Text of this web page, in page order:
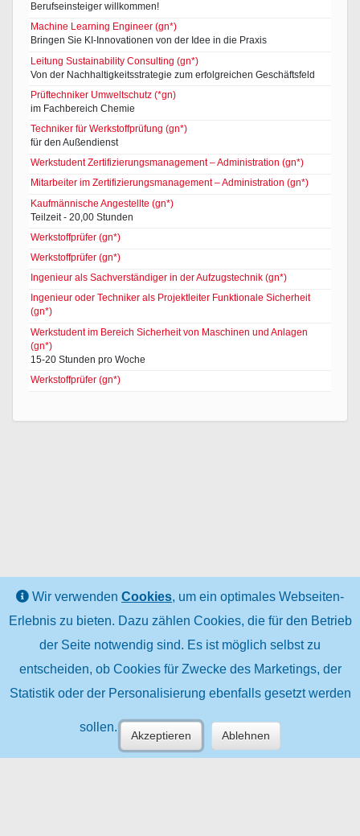
Berufseinsteiger willkommen!
Machine Learning Engineer (gn*)
Bringen Sie KI-Innovationen von der Idee in die Praxis
Leitung Sustainability Consulting (gn*)
Von der Nachhaltigkeitsstrategie zum erfolgreichen Geschäftsfeld
Prüftechniker Umweltschutz (*gn)
im Fachbereich Chemie
Techniker für Werkstoffprüfung (gn*)
für den Außendienst
Werkstudent Zertifizierungsmanagement – Administration (gn*)
Mitarbeiter im Zertifizierungsmanagement – Administration (gn*)
Kaufmännische Angestellte (gn*)
Teilzeit - 20,00 Stunden
Werkstoffprüfer (gn*)
Werkstoffprüfer (gn*)
Ingenieur als Sachverständiger in der Aufzugstechnik (gn*)
Ingenieur oder Techniker als Projektleiter Funktionale Sicherheit
(gn*)
Werkstudent im Bereich Sicherheit von Maschinen und Anlagen
(gn*)
15-20 Stunden pro Woche
Werkstoffprüfer (gn*)
Wir verwenden Cookies, um ein optimales Webseiten-
Erlebnis zu bieten. Dazu zählen Cookies, die für den Betrieb
der Seite notwendig sind. Es ist möglich selbst zu
entscheiden, ob Cookies für Zwecke des Marketings, der
Statistik oder der Personalisierung ebenfalls gesetzt werden
sollen.
Akzeptieren Ablehnen